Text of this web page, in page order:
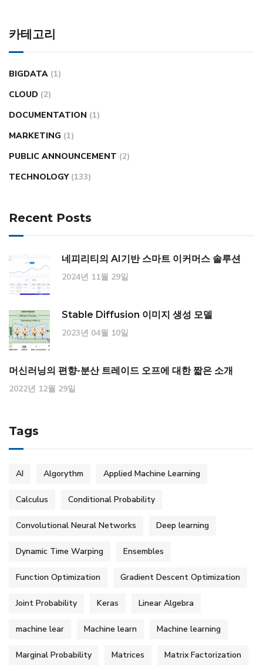
카테고리
BIGDATA (1)
CLOUD (2)
DOCUMENTATION (1)
MARKETING (1)
PUBLIC ANNOUNCEMENT (2)
TECHNOLOGY (133)
Recent Posts
네피리티의 AI기반 스마트 이커머스 솔루션
2024년 11월 29일
Stable Diffusion 이미지 생성 모델
2023년 04월 10일
머신러닝의 편향-분산 트레이드 오프에 대한 짧은 소개
2022년 12월 29일
Tags
AI Algorythm Applied Machine Learning
Calculus Conditional Probability
Convolutional Neural Networks Deep learning
Dynamic Time Warping Ensembles
Function Optimization Gradient Descent Optimization
Joint Probability Keras Linear Algebra
machine lear Machine learn Machine learning
Marginal Probability Matrices Matrix Factorization